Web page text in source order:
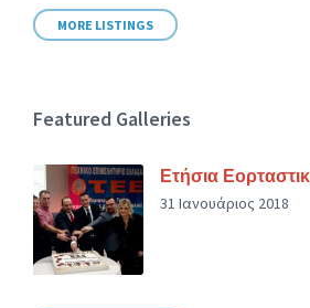
MORE LISTINGS
Featured Galleries
Ετήσια
31 Ιανουάριος 2018